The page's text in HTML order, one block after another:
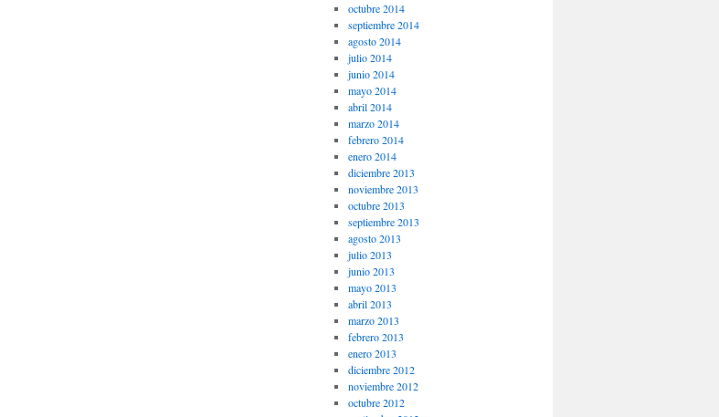
octubre 2014
septiembre 2014
agosto 2014
julio 2014
junio 2014
mayo 2014
abril 2014
marzo 2014
febrero 2014
enero 2014
diciembre 2013
noviembre 2013
octubre 2013
septiembre 2013
agosto 2013
julio 2013
junio 2013
mayo 2013
abril 2013
marzo 2013
febrero 2013
enero 2013
diciembre 2012
noviembre 2012
octubre 2012